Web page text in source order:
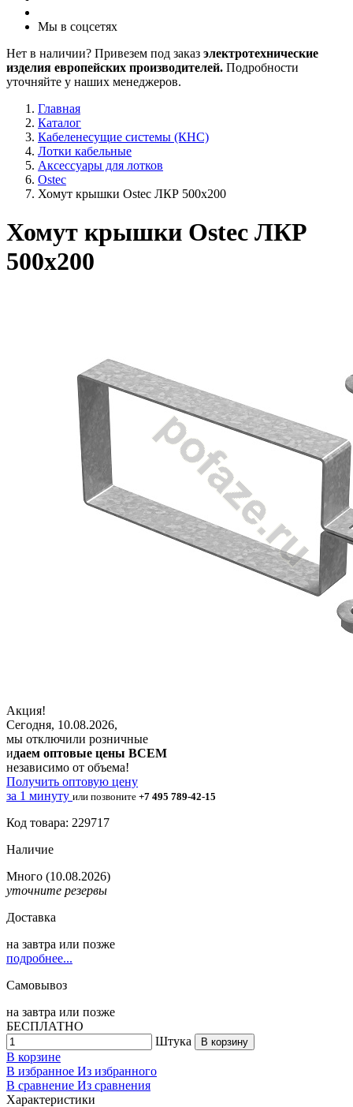
Мы в соцсетях
Нет в наличии? Привезем под заказ электротехнические
изделия европейских производителей. Подробности
уточняйте у наших менеджеров.
Главная
Каталог
Кабеленесущие системы (КНС)
Лотки кабельные
Аксессуары для лотков
Ostec
Хомут крышки Ostec ЛКР 500х200
Хомут крышки Ostec ЛКР
500х200
Акция!
Сегодня, 10.08.2026,
мы отключили розничные
идаем оптовые цены ВСЕМ
независимо от объема!
Получить оптовую цену
за 1 минуту или позвоните +7 495 789-42-15
Код товара: 229717
Наличие
Много (10.08.2026)
уточните резервы
Доставка
на завтра или позже
подробнее...
Самовывоз
на завтра или позже
БЕСПЛАТНО
Штука
В корзину
В корзине
В избранное Из избранного
В сравнение Из сравнения
Характеристики